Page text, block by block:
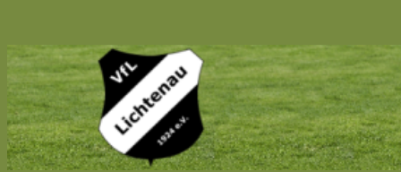
Springe
zum
Inhalt